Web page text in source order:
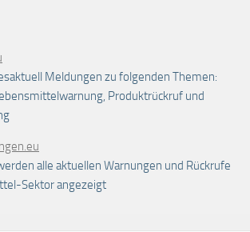
Meldungen zu folgenden Themen:
Produktrückruf und
alle aktuellen Warnungen und Rückrufe
Sektor angezeigt